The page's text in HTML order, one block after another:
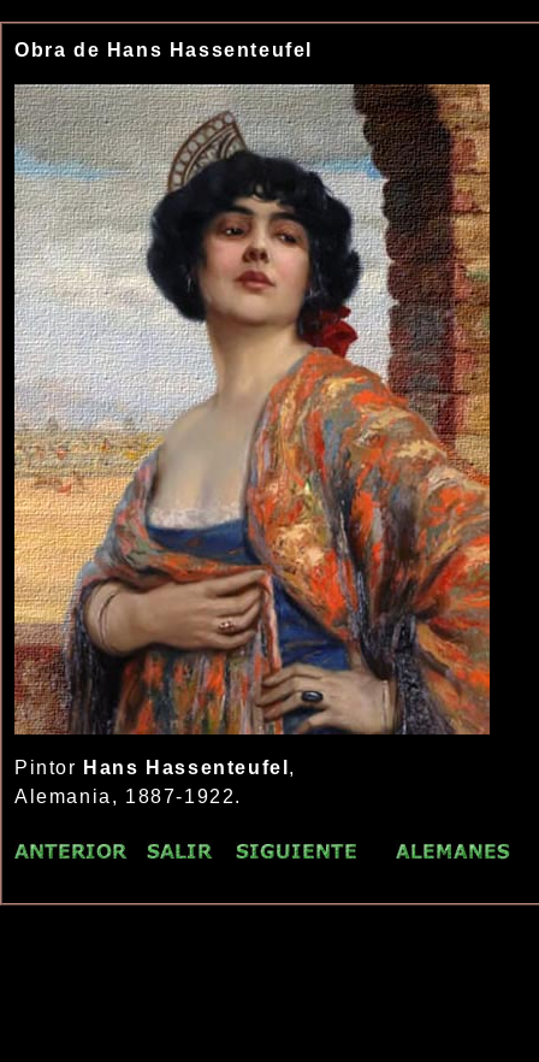
Obra de Hans Hassenteufel
Pintor Hans Hassenteufel ,
Alemania, 1887-1922.